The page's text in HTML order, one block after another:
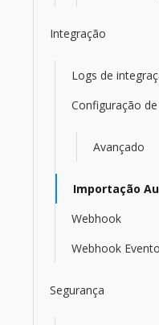
Integração
Logs de
Configuração
Avançado
Importação
Webhook
Webhook Evento
Segurança